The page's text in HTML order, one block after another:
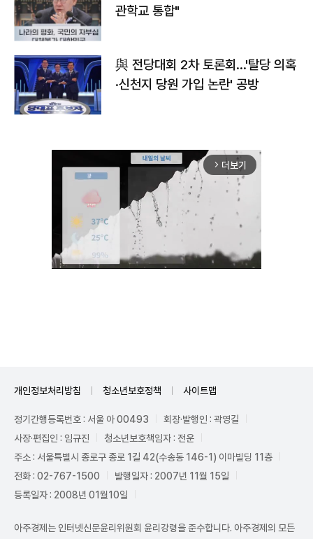
관학교 통합"
與 전당대회 2차 토론회…'탈당 의혹
·신천지 당원 가입 논란' 공방
arrow_forward_ios 더보기
개인정보처리방침 청소년보호정책 사이트맵
정기간행등록번호 : 서울 아 00493
회장·발행인 : 곽영길
사장·편집인 : 임규진
청소년보호책임자 : 전운
주소 : 서울특별시 종로구 종로 1길 42(수송동 146-1) 이마빌딩 11층
전화 : 02-767-1500
발행일자 : 2007년 11월 15일
등록일자 : 2008년 01월10일
아주경제는 인터넷신문윤리위원회 윤리강령을 준수합니다. 아주경제의 모든